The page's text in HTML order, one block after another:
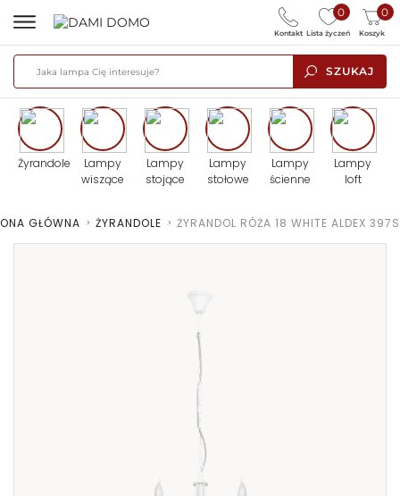
SZUKAJ
0
Lista życzeń
0
Koszyk
Kontakt
Żyrandole
Lampy
wiszące
Lampy
stojące
Lampy
stołowe
Lampy
ścienne
Lampy
loft
GŁÓWNA > ŻYRANDOLE > ŻYRANDOL RÓŻA 18 WHITE ALDEX 397S